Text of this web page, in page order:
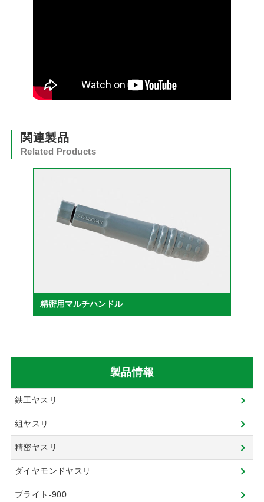
関連製品
Related Products
精密用マルチハンドル
製品情報
鉄工ヤスリ
組ヤスリ
精密ヤスリ
ダイヤモンドヤスリ
ブライト-900